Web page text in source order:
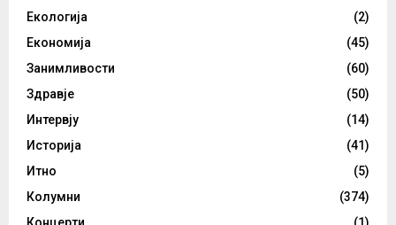
Екологија
(2)
Економија
(45)
Занимливости
(60)
Здравје
(50)
Интервју
(14)
Историја
(41)
Итно
(5)
Колумни
(374)